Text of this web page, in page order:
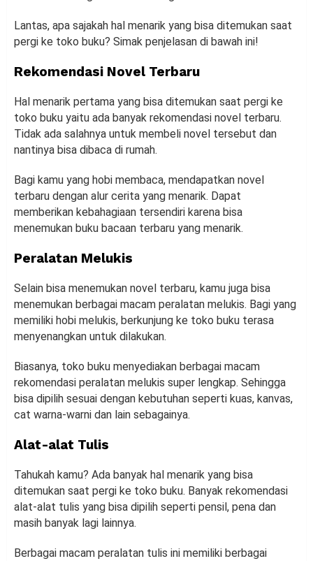
Lantas, apa sajakah hal menarik yang bisa ditemukan saat
pergi ke toko buku? Simak penjelasan di bawah ini!
Rekomendasi Novel Terbaru
Hal menarik pertama yang bisa ditemukan saat pergi ke
toko buku yaitu ada banyak rekomendasi novel terbaru.
Tidak ada salahnya untuk membeli novel tersebut dan
nantinya bisa dibaca di rumah.
Bagi kamu yang hobi membaca, mendapatkan novel
terbaru dengan alur cerita yang menarik. Dapat
memberikan kebahagiaan tersendiri karena bisa
menemukan buku bacaan terbaru yang menarik.
Peralatan Melukis
Selain bisa menemukan novel terbaru, kamu juga bisa
menemukan berbagai macam peralatan melukis. Bagi yang
memiliki hobi melukis, berkunjung ke toko buku terasa
menyenangkan untuk dilakukan.
Biasanya, toko buku menyediakan berbagai macam
rekomendasi peralatan melukis super lengkap. Sehingga
bisa dipilih sesuai dengan kebutuhan seperti kuas, kanvas,
cat warna-warni dan lain sebagainya.
Alat-alat Tulis
Tahukah kamu? Ada banyak hal menarik yang bisa
ditemukan saat pergi ke toko buku. Banyak rekomendasi
alat-alat tulis yang bisa dipilih seperti pensil, pena dan
masih banyak lagi lainnya.
Berbagai macam peralatan tulis ini memiliki berbagai